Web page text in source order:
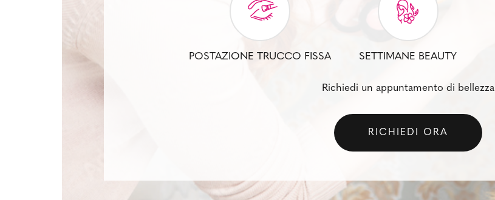
POSTAZIONE TRUCCO FISSA SETTIMANE BEAUTY
Richiedi un appuntamento di bellezza
RICHIEDI ORA